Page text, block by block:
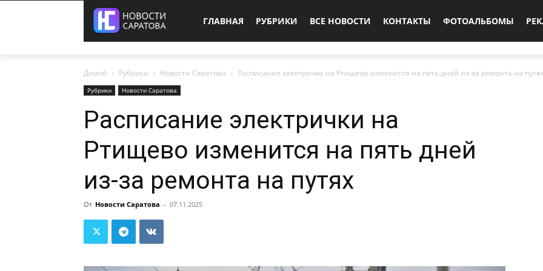
ГЛАВНАЯ РУБРИКИ ВСЕ НОВОСТИ КОНТАКТЫ ФОТОАЛЬБОМЫ
Домой Рубрики Новости Саратова Расписание электрички на Ртищево изменится на пять дней из-за ремонта на
Рубрики Новости Саратова
Расписание электрички на
Ртищево изменится на пять дней
из-за ремонта на путях
От Новости Саратова - 07.11.2025